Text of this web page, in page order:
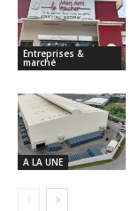
Entreprises &
marché
A LA UNE